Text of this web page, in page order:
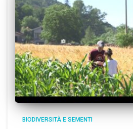
BIODIVERSITÀ E SEMENTI